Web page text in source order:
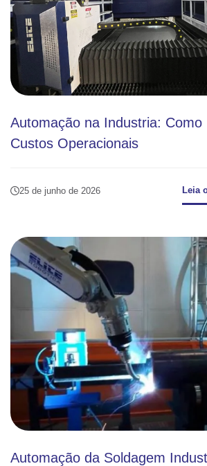
Automação na Industria: Como
Custos Operacionais
25 de junho de 2026 Leia
Automação da Soldagem